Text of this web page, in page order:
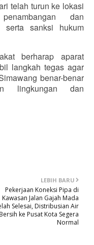
telah turun ke lokasi
dan
serta sanksi hukum
berharap aparat
langkah tegas agar
benar-benar
lingkungan dan
LEBIH BARU
Pekerjaan Koneksi Pipa di
Kawasan Jalan Gajah Mada
Selesai, Distribusian Air
Bersih ke Pusat Kota Segera
Normal